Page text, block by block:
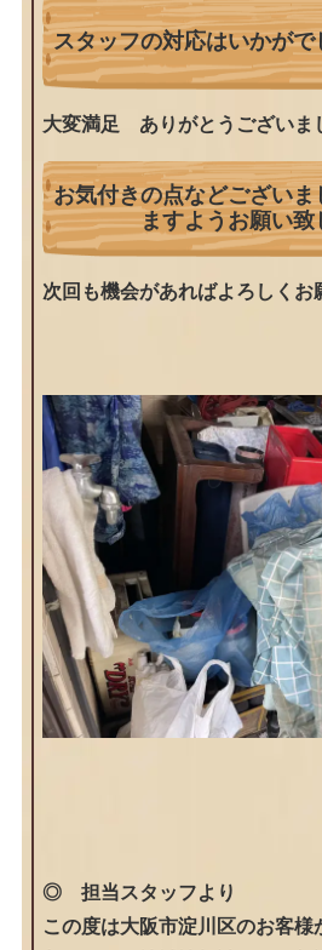
スタッフの対応はいかが
大変満足 ありがとうございま
お気付きの点などござい
ますようお願い致
次回も機会があればよろしくお
◎ 担当スタッフより
この度は大阪市淀川区のお客様